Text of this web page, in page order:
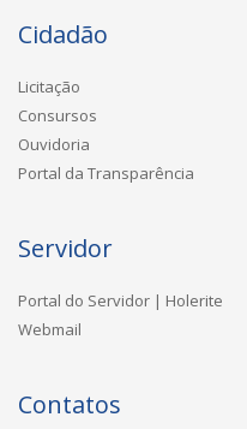
Cidadão
Licitação
Consursos
Ouvidoria
Portal da Transparência
Servidor
Portal do Servidor | Holerite
Webmail
Contatos